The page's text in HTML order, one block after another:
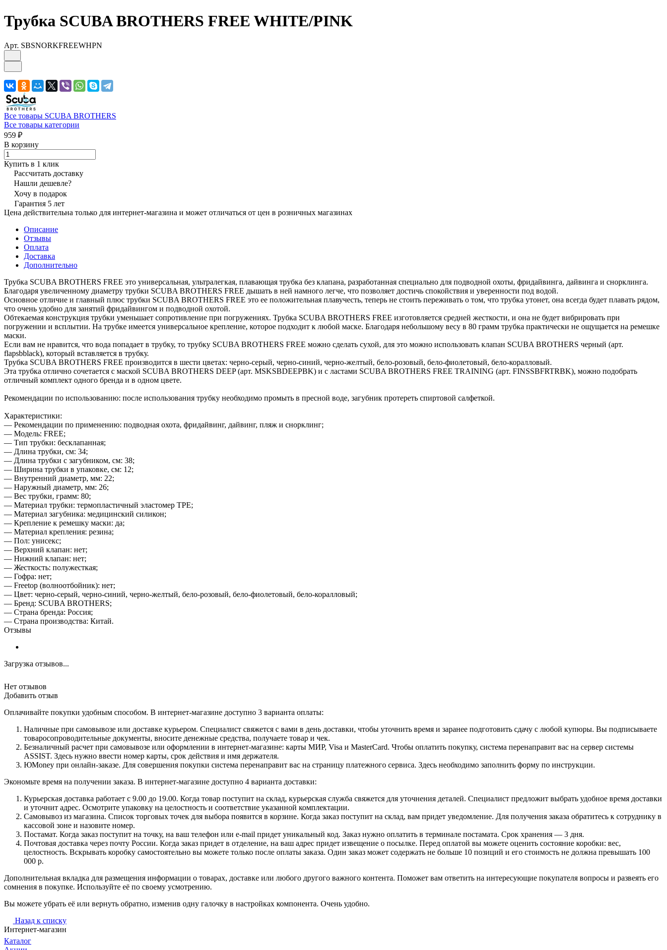
Трубка SCUBA BROTHERS FREE WHITE/PINK
Арт. SBSNORKFREEWHPN
Все товары SCUBA BROTHERS
Все товары категории
959 ₽
В корзину
Купить в 1 клик
Рассчитать доставку
Нашли дешевле?
Хочу в подарок
Гарантия 5 лет
Цена действительна только для интернет-магазина и может отличаться от цен в розничных магазинах
Описание
Отзывы
Оплата
Доставка
Дополнительно
Трубка SCUBA BROTHERS FREE это универсальная, ультралегкая, плавающая трубка без клапана, разработанная специально для подводной охоты, фридайвинга, дайвинга и снорклинга.
Благодаря увеличенному диаметру трубки SCUBA BROTHERS FREE дышать в ней намного легче, что позволяет достичь спокойствия и уверенности под водой.
Основное отличие и главный плюс трубки SCUBA BROTHERS FREE это ее положительная плавучесть, теперь не стоить переживать о том, что трубка утонет, она всегда будет плавать рядом,
что очень удобно для занятий фридайвингом и подводной охотой.
Обтекаемая конструкция трубки уменьшает сопротивление при погружениях. Трубка SCUBA BROTHERS FREE изготовляется средней жесткости, и она не будет вибрировать при
погружении и всплытии. На трубке имеется универсальное крепление, которое подходит к любой маске. Благодаря небольшому весу в 80 грамм трубка практически не ощущается на ремешке
маски.
Если вам не нравится, что вода попадает в трубку, то трубку SCUBA BROTHERS FREE можно сделать сухой, для это можно использовать клапан SCUBA BROTHERS черный (арт.
flapsbblack), который вставляется в трубку.
Трубка SCUBA BROTHERS FREE производится в шести цветах: черно-серый, черно-синий, черно-желтый, бело-розовый, бело-фиолетовый, бело-коралловый.
Эта трубка отлично сочетается с маской SCUBA BROTHERS DEEP (арт. MSKSBDEEPBK) и с ластами SCUBA BROTHERS FREE TRAINING (арт. FINSSBFRTRBK), можно подобрать
отличный комплект одного бренда и в одном цвете.
Рекомендации по использованию: после использования трубку необходимо промыть в пресной воде, загубник протереть спиртовой салфеткой.
Характеристики:
— Рекомендации по применению: подводная охота, фридайвинг, дайвинг, пляж и снорклинг;
— Модель: FREE;
— Тип трубки: бесклапанная;
— Длина трубки, см: 34;
— Длина трубки с загубником, см: 38;
— Ширина трубки в упаковке, см: 12;
— Внутренний диаметр, мм: 22;
— Наружный диаметр, мм: 26;
— Вес трубки, грамм: 80;
— Материал трубки: термопластичный эластомер ТРЕ;
— Материал загубника: медицинский силикон;
— Крепление к ремешку маски: да;
— Материал крепления: резина;
— Пол: унисекс;
— Верхний клапан: нет;
— Нижний клапан: нет;
— Жесткость: полужесткая;
— Гофра: нет;
— Freetop (волноотбойник): нет;
— Цвет: черно-серый, черно-синий, черно-желтый, бело-розовый, бело-фиолетовый, бело-коралловый;
— Бренд: SCUBA BROTHERS;
— Страна бренда: Россия;
— Страна производства: Китай.
Отзывы
Загрузка отзывов...
Нет отзывов
Добавить отзыв
Оплачивайте покупки удобным способом. В интернет-магазине доступно 3 варианта оплаты:
Наличные при самовывозе или доставке курьером. Специалист свяжется с вами в день доставки, чтобы уточнить время и заранее подготовить сдачу с любой купюры. Вы подписываете
товаросопроводительные документы, вносите денежные средства, получаете товар и чек.
Безналичный расчет при самовывозе или оформлении в интернет-магазине: карты МИР, Visa и MasterCard. Чтобы оплатить покупку, система перенаправит вас на сервер системы
ASSIST. Здесь нужно ввести номер карты, срок действия и имя держателя.
ЮMoney при онлайн-заказе. Для совершения покупки система перенаправит вас на страницу платежного сервиса. Здесь необходимо заполнить форму по инструкции.
Экономьте время на получении заказа. В интернет-магазине доступно 4 варианта доставки:
Курьерская доставка работает с 9.00 до 19.00. Когда товар поступит на склад, курьерская служба свяжется для уточнения деталей. Специалист предложит выбрать удобное время доставки
и уточнит адрес. Осмотрите упаковку на целостность и соответствие указанной комплектации.
Самовывоз из магазина. Список торговых точек для выбора появится в корзине. Когда заказ поступит на склад, вам придет уведомление. Для получения заказа обратитесь к сотруднику в
кассовой зоне и назовите номер.
Постамат. Когда заказ поступит на точку, на ваш телефон или e-mail придет уникальный код. Заказ нужно оплатить в терминале постамата. Срок хранения — 3 дня.
Почтовая доставка через почту России. Когда заказ придет в отделение, на ваш адрес придет извещение о посылке. Перед оплатой вы можете оценить состояние коробки: вес,
целостность. Вскрывать коробку самостоятельно вы можете только после оплаты заказа. Один заказ может содержать не больше 10 позиций и его стоимость не должна превышать 100
000 р.
Дополнительная вкладка для размещения информации о товарах, доставке или любого другого важного контента. Поможет вам ответить на интересующие покупателя вопросы и развеять его
сомнения в покупке. Используйте её по своему усмотрению.
Вы можете убрать её или вернуть обратно, изменив одну галочку в настройках компонента. Очень удобно.
Назад к списку
Интернет-магазин
Каталог